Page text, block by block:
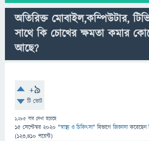
অতিরিক্ত মোবাইল,কম্পিউটার,
সাথে কি চোখের ক্ষমতা কমার
আছে?
+9
টি ভোট
1,285 বার দেখা হয়েছে
15 সেপ্টেম্বর 2020 "স্বাস্থ্য ও চিকিৎসা" বিভাগে জিজ্ঞাসাকরেছেন
(123,410 পয়েন্ট)